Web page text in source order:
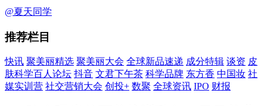
@夏天同学
推荐栏目
快讯 聚美丽精选 聚美丽大会 全球新品速递 成分特辑 谈资 皮
肤科学百人论坛 抖音 文君下午茶 科学品牌 东方香 中国妆 社
媒实训营 社交营销大会 创投+ 数聚 全球资讯 IPO 财报